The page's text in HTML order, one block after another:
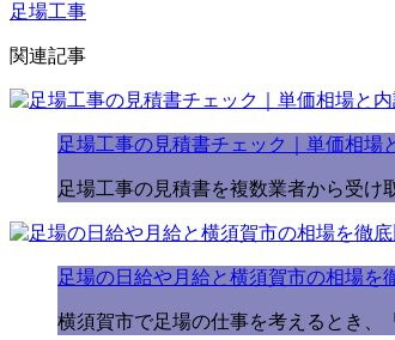
足場工事
関連記事
足場工事の見積書チェック｜単価相場
足場工事の見積書を複数業者から受
足場の日給や月給と横須賀市の相場を
横須賀市で足場の仕事を考えるとき、